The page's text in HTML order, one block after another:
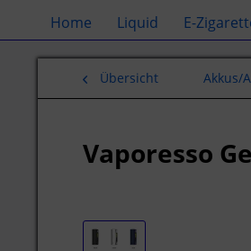
Home Liquid E-
Übersicht Akkus/
Vaporesso